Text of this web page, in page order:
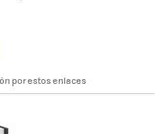
por estos enlaces